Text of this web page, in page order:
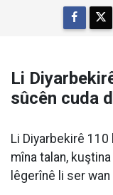
Li
sûcên cuda
Li Diyarbekirê
mîna talan,
lêgerînê li ser